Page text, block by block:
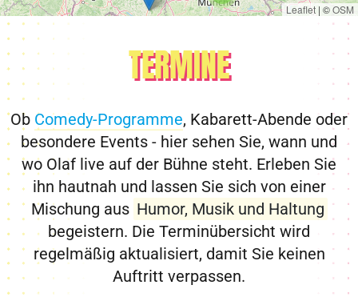
Leaflet | ©OSM
TERMINE
Ob Comedy-Programme, Kabarett-Abende oder
besondere Events - hier sehen Sie, wann und
wo Olaf live auf der Bühne steht. Erleben Sie
ihn hautnah und lassen Sie sich von einer
Mischung aus Humor, Musik und Haltung
begeistern. Die Terminübersicht wird
regelmäßig aktualisiert, damit Sie keinen
Auftritt verpassen.